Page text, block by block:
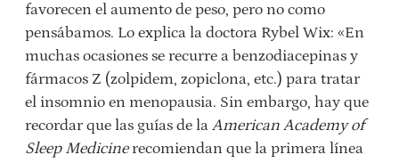
favorecen el aumento de peso, pero no como
pensábamos. Lo explica la doctora Rybel Wix: «En
muchas ocasiones se recurre a benzodiacepinas y
fármacos Z (zolpidem, zopiclona, etc.) para tratar
el insomnio en menopausia. Sin embargo, hay que
recordar que las guías de la American Academy of
Sleep Medicinerecomiendan que la primera línea